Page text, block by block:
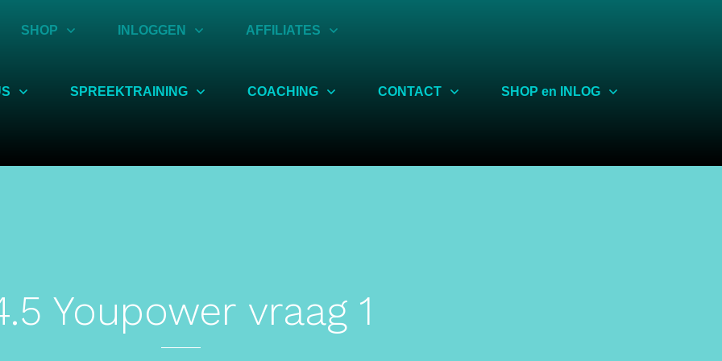
SHOP INLOGGEN AFFILIATES
SPREEKTRAINING COACHING CONTACT SHOP en INLOG
Youpower vraag 1